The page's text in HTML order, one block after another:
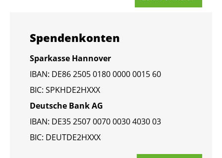
Spen­den­kon­ten
Spar­kas­se Han­no­ver
IBAN: DE86 2505 0180 0000 0015 60
BIC: SPKHDE2HXXX
Deut­sche Bank AG
IBAN: DE35 2507 0070 0030 4030 03
BIC: DEUT­DE2HXXX